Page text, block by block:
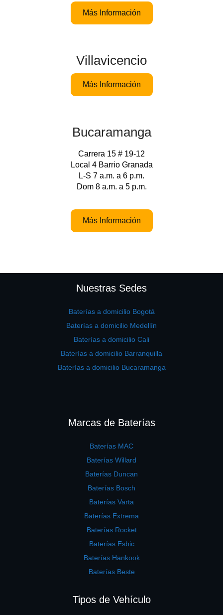
Más Información
Villavicencio
Más Información
Bucaramanga
Carrera 15 # 19-12
Local 4 Barrio Granada
L-S 7 a.m. a 6 p.m.
Dom 8 a.m. a 5 p.m.
Más Información
Nuestras Sedes
Baterías a domicilio Bogotá
Baterías a domicilio Medellín
Baterías a domicilio Cali
Baterías a domicilio Barranquilla
Baterías a domicilio Bucaramanga
Marcas de Baterías
Baterías MAC
Baterías Willard
Baterías Duncan
Baterías Bosch
Baterías Varta
Baterías Extrema
Baterías Rocket
Baterías Esbic
Baterías Hankook
Baterías Beste
Tipos de Vehículo